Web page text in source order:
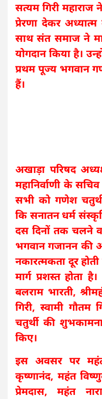
सत्यम गिरी महाराज
प्रेरणा देकर
साथ संत समाज ने
योगदान किया है।
प्रथम पूज्य भगवान
हैं।
अखाड़ा परिषद
महानिर्वाणी के सचिव
सभी को गणेश
कि सनातन धर्म
दस दिनों तक चलने
भगवान गजानन की
नकारत्मकता दूर
मार्ग प्रशस्त होता
बलराम भारती,
गिरी, स्वामी
चतुर्थी की
किए।
इस अवसर पर महंत
कृष्णानंद, महंत
प्रेमदास, महंत